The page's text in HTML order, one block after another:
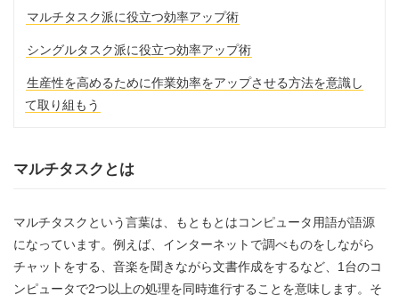
マルチタスク派に役立つ効率アップ術
シングルタスク派に役立つ効率アップ術
生産性を高めるために作業効率をアップさせる方法を意識し
て取り組もう
マルチタスクとは
マルチタスクという言葉は、もともとはコンピュータ用語が語源
になっています。例えば、インターネットで調べものをしながら
チャットをする、音楽を聞きながら文書作成をするなど、1台のコ
ンピュータで2つ以上の処理を同時進行することを意味します。そ